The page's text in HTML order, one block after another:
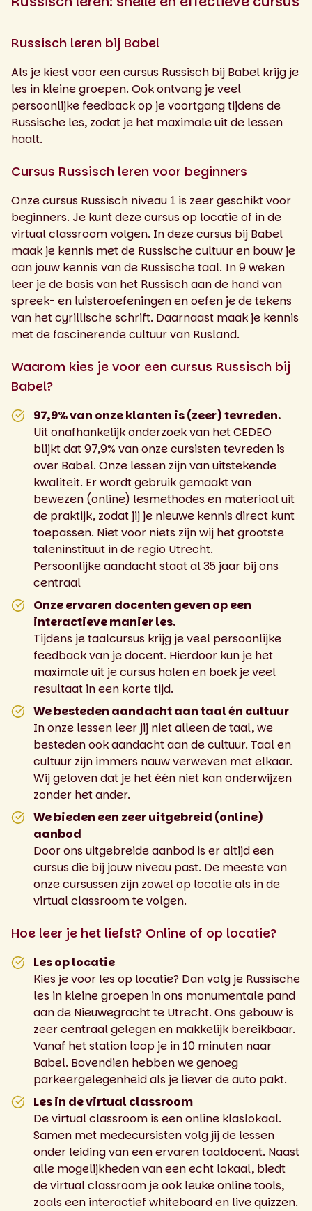
Russisch leren bij Babel
Als je kiest voor een cursus Russisch bij Babel krijg je
les in kleine groepen. Ook ontvang je veel
persoonlijke feedback op je voortgang tijdens de
Russische les, zodat je het maximale uit de lessen
haalt.
Cursus Russisch leren voor beginners
Onze cursus Russisch niveau 1 is zeer geschikt voor
beginners. Je kunt deze cursus op locatie of in de
virtual classroom volgen. In deze cursus bij Babel
maak je kennis met de Russische cultuur en bouw je
aan jouw kennis van de Russische taal. In 9 weken
leer je de basis van het Russisch aan de hand van
spreek- en luisteroefeningen en oefen je de tekens
van het cyrillische schrift. Daarnaast maak je kennis
met de fascinerende cultuur van Rusland.
Waarom kies je voor een cursus Russisch bij
Babel?
97,9% van onze klanten is (zeer) tevreden.
Uit onafhankelijk onderzoek van het CEDEO
blijkt dat 97,9% van onze cursisten tevreden is
over Babel. Onze lessen zijn van uitstekende
kwaliteit. Er wordt gebruik gemaakt van
bewezen (online) lesmethodes en materiaal uit
de praktijk, zodat jij je nieuwe kennis direct kunt
toepassen. Niet voor niets zijn wij het grootste
taleninstituut in de regio Utrecht.
Persoonlijke aandacht staat al 35 jaar bij ons
centraal
Onze ervaren docenten geven op een
interactieve manier les.
Tijdens je taalcursus krijg je veel persoonlijke
feedback van je docent. Hierdoor kun je het
maximale uit je cursus halen en boek je veel
resultaat in een korte tijd.
We besteden aandacht aan taal én cultuur
In onze lessen leer jij niet alleen de taal, we
besteden ook aandacht aan de cultuur. Taal en
cultuur zijn immers nauw verweven met elkaar.
Wij geloven dat je het één niet kan onderwijzen
zonder het ander.
We bieden een zeer uitgebreid (online)
aanbod
Door ons uitgebreide aanbod is er altijd een
cursus die bij jouw niveau past. De meeste van
onze cursussen zijn zowel op locatie als in de
virtual classroom te volgen.
Hoe leer je het liefst? Online of op locatie?
Les op locatie
Kies je voor les op locatie? Dan volg je Russische
les in kleine groepen in ons monumentale pand
aan de Nieuwegracht te Utrecht. Ons gebouw is
zeer centraal gelegen en makkelijk bereikbaar.
Vanaf het station loop je in 10 minuten naar
Babel. Bovendien hebben we genoeg
parkeergelegenheid als je liever de auto pakt.
Les in de virtual classroom
De virtual classroom is een online klaslokaal.
Samen met medecursisten volg jij de lessen
onder leiding van een ervaren taaldocent. Naast
alle mogelijkheden van een echt lokaal, biedt
de virtual classroom je ook leuke online tools,
zoals een interactief whiteboard en live quizzen.